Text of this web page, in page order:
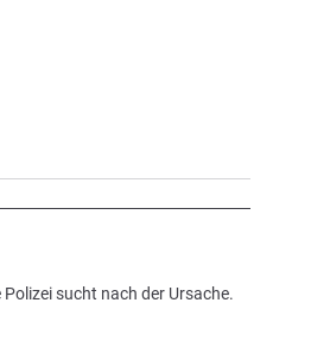
sucht nach der Ursache.